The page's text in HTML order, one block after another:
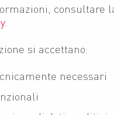
consultare
.
si accettano:
necessari